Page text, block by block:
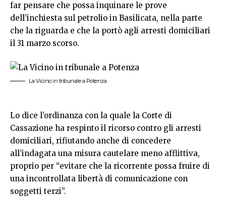
far pensare che possa inquinare le prove
dell’inchiesta sul petrolio in Basilicata, nella parte
che la riguarda e che la portò agli arresti domiciliari
il 31 marzo scorso.
La Vicino in tribunale a Potenza
Lo dice l’ordinanza con la quale la Corte di
Cassazione ha respinto il ricorso contro gli arresti
domiciliari, rifiutando anche di concedere
all’indagata una misura cautelare meno afflittiva,
proprio per “evitare che la ricorrente possa fruire di
una incontrollata libertà di comunicazione con
soggetti terzi”.